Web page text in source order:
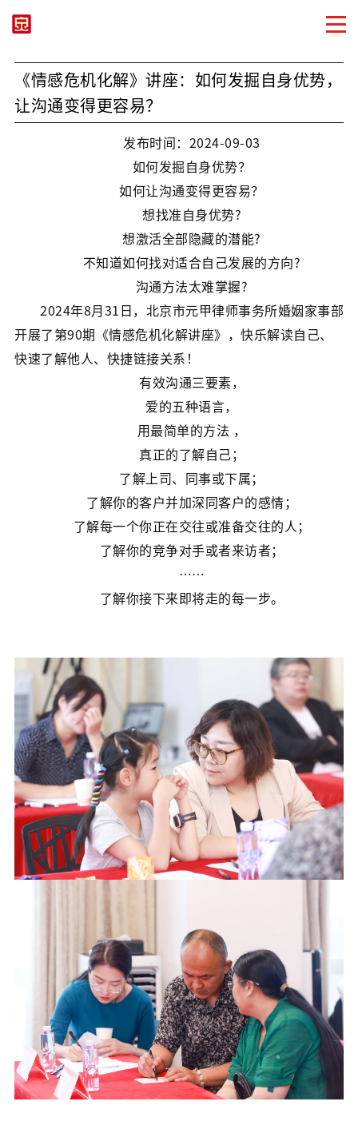
《情感危机化解》讲座：如何发掘自身优势，
让沟通变得更容易？
发布时间：2024-09-03
如何发掘自身优势？
如何让沟通变得更容易？
想找准自身优势?
想激活全部隐藏的潜能?
不知道如何找对适合自己发展的方向?
沟通方法太难掌握?
2024年8月31日，北京市元甲律师事务所婚姻家事部
开展了第90期《情感危机化解讲座》， 快乐解读自己、
快速了解他人、 快捷链接关系！
有效沟通三要素，
爱的五种语言，
用最简单的方法 ，
真正的了解自己；
了解上司、同事或下属；
了解你的客户并加深同客户的感情；
了解每一个你正在交往或准备交往的人；
了解你的竞争对手或者来访者；
……
了解你接下来即将走的每一步。